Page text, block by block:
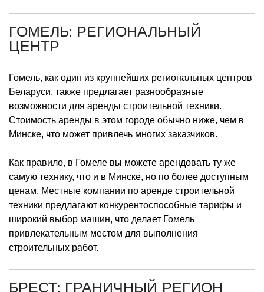
ГОМЕЛЬ: РЕГИОНАЛЬНЫЙ
ЦЕНТР
Гомель, как один из крупнейших региональных центров
Беларуси, также предлагает разнообразные
возможности для аренды строительной техники.
Стоимость аренды в этом городе обычно ниже, чем в
Минске, что может привлечь многих заказчиков.
Как правило, в Гомеле вы можете арендовать ту же
самую технику, что и в Минске, но по более доступным
ценам. Местные компании по аренде строительной
техники предлагают конкурентоспособные тарифы и
широкий выбор машин, что делает Гомель
привлекательным местом для выполнения
строительных работ.
БРЕСТ: ГРАНИЧНЫЙ РЕГИОН